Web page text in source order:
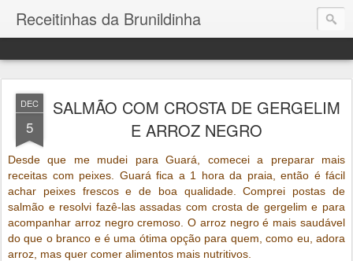
Receitinhas da Brunildinha
DEC
5
SALMÃO COM CROSTA DE GERGELIM
E ARROZ NEGRO
Desde que me mudei para Guará, comecei a preparar mais
receitas com peixes. Guará fica a 1 hora da praia, então é fácil
achar peixes frescos e de boa qualidade. Comprei postas de
salmão e resolvi fazê-las assadas com crosta de gergelim e para
acompanhar arroz negro cremoso. O arroz negro é mais saudável
do que o branco e é uma ótima opção para quem, como eu, adora
arroz, mas quer comer alimentos mais nutritivos.